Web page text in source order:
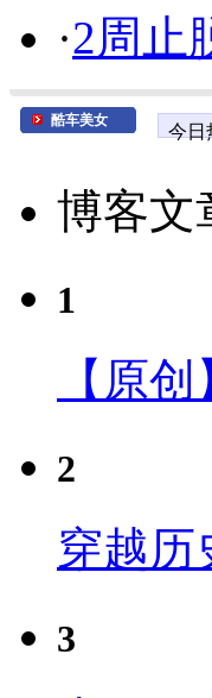
·2周止
酷车美女
今日
博客文
1
【原
2
穿越历
3